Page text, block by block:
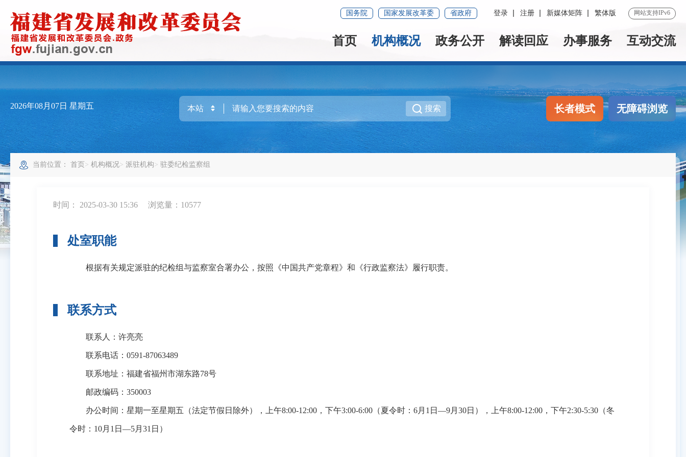
国务院 国家发展改革委 省政府 登录 注册 新媒体矩阵 繁体版 网站支持IPv6
首页 机构概况 政务公开 解读回应 办事服务 互动交流
2026年08月07日 星期五 搜索 长者模式 无障碍浏览
当前位置： 首页 机构概况 派驻机构 驻委纪检监察组
时间： 2025-03-30 15:36 浏览量：10577
处室职能
根据有关规定派驻的纪检组与监察室合署办公，按照《中国共产党章程》和《行政监察法》履行职责。
联系方式
联系人：许亮亮
联系电话： 0591-87063489
联系地址：福建省福州市湖东路78号
邮政编码：350003
办公时间：星期一至星期五（法定节假日除外），上午8:00-12:00，下午3:00-6:00（夏令时：6月1日—9月30日），上午8:00-12:00，下午2:30-5:30（冬
令时：10月1日—5月31日）